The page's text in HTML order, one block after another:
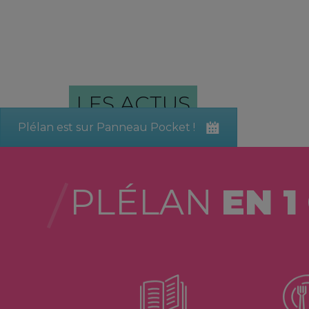
LES ACTUS
Plélan est sur Panneau Pocket !
PLÉLAN EN